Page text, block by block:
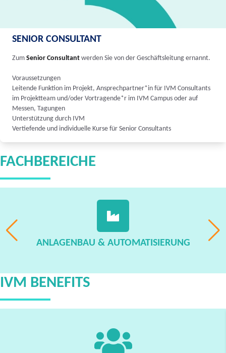
SENIOR CONSULTANT
Zum Senior Consultant werden Sie von der Geschäftsleitung ernannt.
Voraussetzungen
Leitende Funktion im Projekt, Ansprechpartner*in für IVM Consultants
im Projektteam und/oder Vortragende*r im IVM Campus oder auf
Messen, Tagungen
Unterstützung durch IVM
Vertiefende und individuelle Kurse für Senior Consultants
FACHBEREICHE
ANLAGENBAU & AUTOMATISIERUNG
IVM BENEFITS